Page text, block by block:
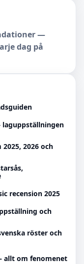
—
dag på
laguppställningen
2026 och
recension 2025
och
röster och
allt om fenomenet